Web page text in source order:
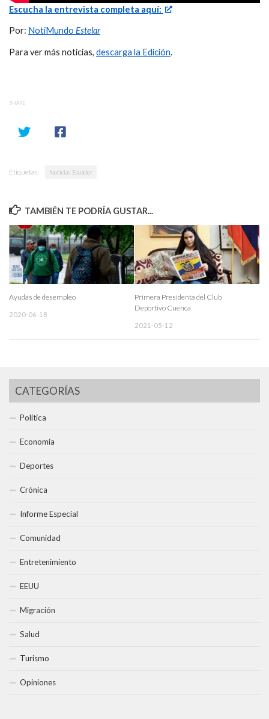
Escucha la entrevista completa aquí:
Por: NotiMundo Estelar
Para ver más noticias, descarga la Edición.
SHARE
Etiquetas: Noticias Ecuador
TAMBIÉN TE PODRÍA GUSTAR...
Ayudas de desempleo
2020-06-18
Primera Presidenta del Club
Deportivo Cuenca
2021-05-12
CATEGORÍAS
Política
Economía
Deportes
Crónica
Informe Especial
Comunidad
Entretenimiento
EEUU
Migración
Salud
Turismo
Opiniones